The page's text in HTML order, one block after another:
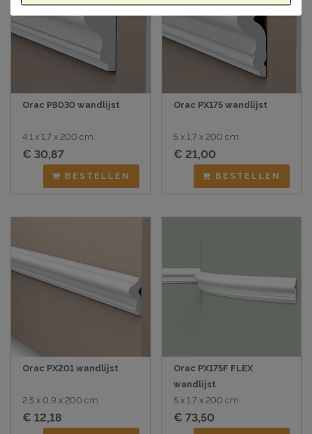
Orac P8030 wandlijst
4,1 x 1,7 x 200 cm
€ 30,87
BESTELLEN
Orac PX175 wandlijst
5 x 1,7 x 200 cm
€ 21,00
BESTELLEN
Orac PX201 wandlijst
2,5 x 0,9 x 200 cm
€ 12,18
Orac PX175F FLEX
wandlijst
5 x 1,7 x 200 cm
€ 73,50